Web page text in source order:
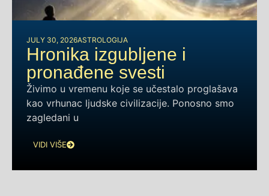
JULY 30, 2026ASTROLOGIJA
Hronika izgubljene i
pronađene svesti
Živimo u vremenu koje se učestalo proglašava
kao vrhunac ljudske civilizacije. Ponosno smo
zagledani u
VIDI VIŠE